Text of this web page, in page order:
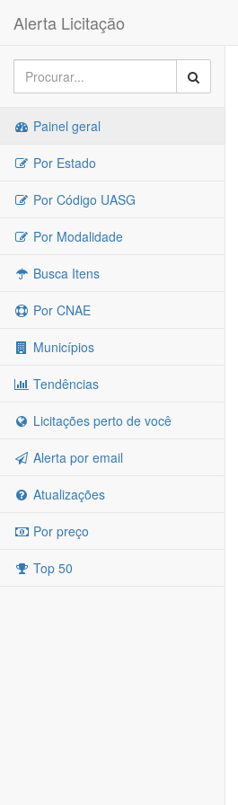
Alerta Licitação
Painel geral
Por Estado
Por Código UASG
Por Modalidade
Busca Itens
Por CNAE
Municípios
Tendências
Licitações perto de você
Alerta por email
Atualizações
Por preço
Top 50